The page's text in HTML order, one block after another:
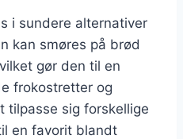
i sundere alternativer
kan smøres på brød
gør den til en
frokostretter og
tilpasse sig forskellige
en favorit blandt